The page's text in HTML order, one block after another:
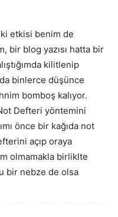
etkisi benim de
bir blog yazısı hatta bir
kilitlenip
binlerce düşünce
bomboş kalıyor.
Defteri yöntemini
önce bir kağıda not
açıp oraya
olmamakla birliklte
bir nebze de olsa